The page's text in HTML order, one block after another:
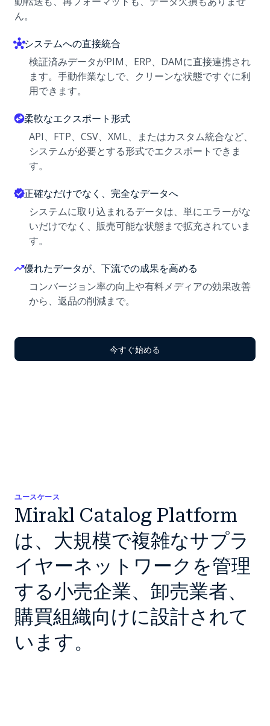
ん。
システムへの直接統合
検証済みデータがPIM、ERP、DAMに直接連携され
ます。手動作業なしで、クリーンな状態ですぐに利
用できます。
柔軟なエクスポート形式
API、FTP、CSV、XML、またはカスタム統合など、
システムが必要とする形式でエクスポートできま
す。
正確なだけでなく、完全なデータへ
システムに取り込まれるデータは、単にエラーがな
いだけでなく、販売可能な状態まで拡充されていま
す。
優れたデータが、下流での成果を高める
コンバージョン率の向上や有料メディアの効果改善
から、返品の削減まで。
今すぐ始める
ユースケース
Mirakl Catalog Platform
は、大規模で複雑なサプラ
イヤーネットワークを管理
する小売企業、卸売業者、
購買組織向けに設計されて
います。